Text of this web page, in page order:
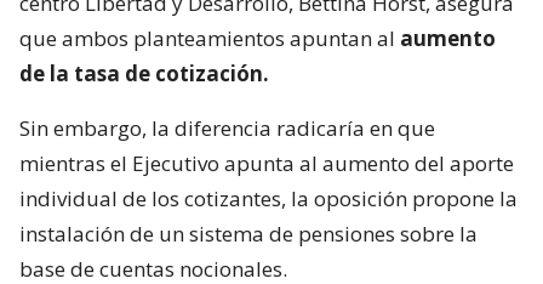
que ambos planteamientos apuntan al aumento
de la tasa de cotización.
Sin embargo, la diferencia radicaría en que
mientras el Ejecutivo apunta al aumento del aporte
individual de los cotizantes, la oposición propone la
instalación de un sistema de pensiones sobre la
base de cuentas nocionales.